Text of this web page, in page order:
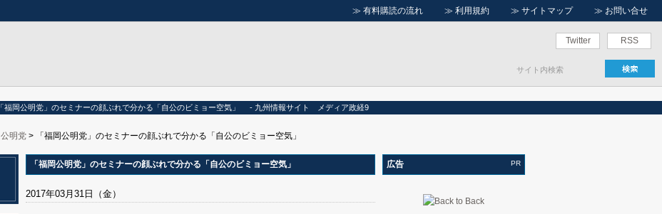
≫ 有料購読の流れ ≫ 利用規約 ≫ サイトマップ ≫ お問い合せ
Twitter RSS
「福岡公明党」のセミナーの顔ぶれで分かる「自公のビミョー空気」 - 九州情報サイト メディア政経9
公明党 > 「福岡公明党」のセミナーの顔ぶれで分かる「自公のビミョー空気」
「福岡公明党」のセミナーの顔ぶれで分かる「自公のビミョー空気」
2017年03月31日（金）
広告 PR